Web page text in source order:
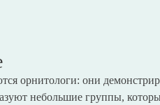
орнитологи: они
небольшие группы,